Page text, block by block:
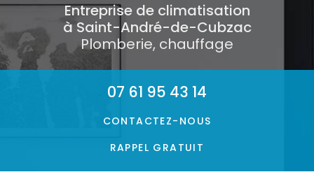
Entreprise de climatisation
à Saint-André-de-Cubzac
Plomberie, chauffage
07 61 95 43 14
CONTACTEZ- NOUS
RAPPEL GRATUIT